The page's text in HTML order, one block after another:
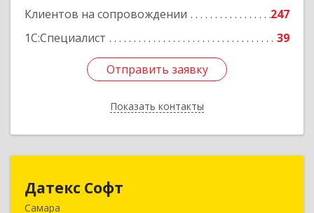
Клиентов на сопровождении
247
1С:Специалист
39
Отправить заявку
Показать контакты
Отправить заявку
Назад
Датекс Софт
Самара